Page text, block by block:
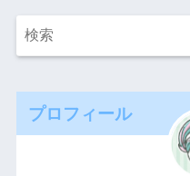
プロフィール